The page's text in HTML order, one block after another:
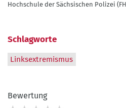
Hochschule der Sächsischen Polizei
Schlagworte
Linksextremismus
Bewertung